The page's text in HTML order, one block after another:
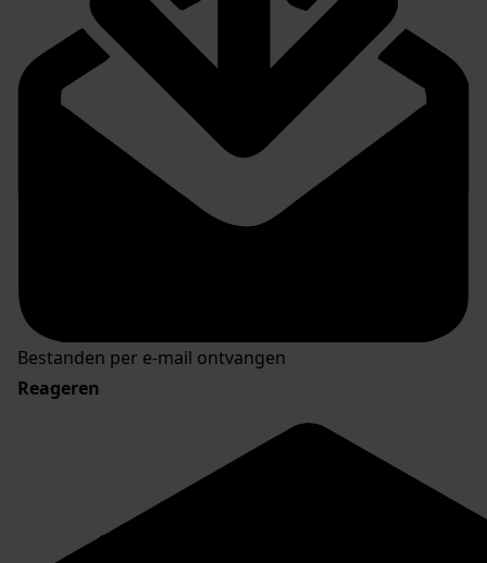
Bestanden per e-mail ontvangen
Reageren